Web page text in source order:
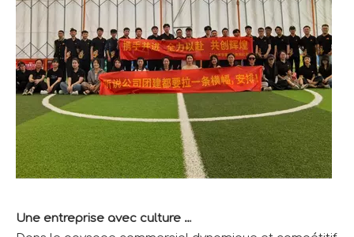
Dans le paysage commercial dynamique et compétitif